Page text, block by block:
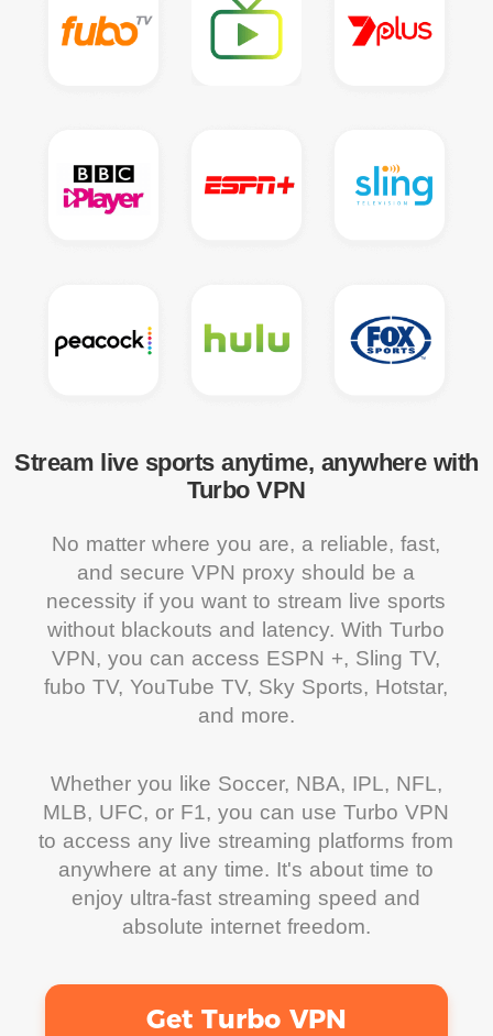
Stream live sports anytime, anywhere with
Turbo VPN
No matter where you are, a reliable, fast,
and secure VPN proxy should be a
necessity if you want to stream live sports
without blackouts and latency. With Turbo
VPN, you can access ESPN +, Sling TV,
fubo TV, YouTube TV, Sky Sports, Hotstar,
and more.
Whether you like Soccer, NBA, IPL, NFL,
MLB, UFC, or F1, you can use Turbo VPN
to access any live streaming platforms from
anywhere at any time. It's about time to
enjoy ultra-fast streaming speed and
absolute internet freedom.
Get Turbo VPN